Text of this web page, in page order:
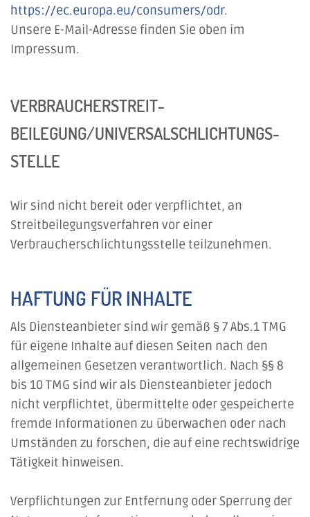
https://ec.europa.eu/consumers/odr.
Unsere E-Mail-Adresse finden Sie oben im
Impressum.
VERBRAUCHER­STREIT­
BEILEGUNG/UNIVERSAL­SCHLICHTUNGS­
STELLE
Wir sind nicht bereit oder verpflichtet, an
Streitbeilegungsverfahren vor einer
Verbraucherschlichtungsstelle teilzunehmen.
HAFTUNG FÜR INHALTE
Als Diensteanbieter sind wir gemäß § 7 Abs.1 TMG
für eigene Inhalte auf diesen Seiten nach den
allgemeinen Gesetzen verantwortlich. Nach §§ 8
bis 10 TMG sind wir als Diensteanbieter jedoch
nicht verpflichtet, übermittelte oder gespeicherte
fremde Informationen zu überwachen oder nach
Umständen zu forschen, die auf eine rechtswidrige
Tätigkeit hinweisen.
Verpflichtungen zur Entfernung oder Sperrung der